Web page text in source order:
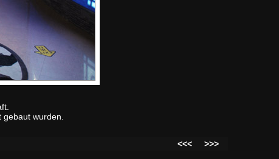
wurden.
<<<
>>>